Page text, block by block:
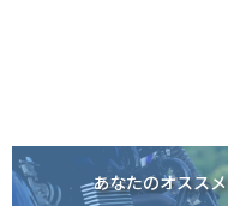
あなたのオスス